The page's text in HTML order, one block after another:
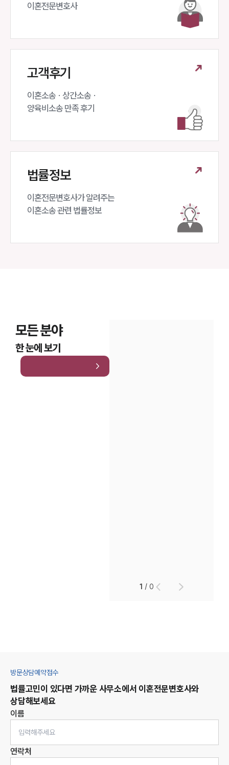
이혼전문변호사
고객후기
이혼소송 · 상간소송 ·
양육비소송 만족 후기
법률정보
이혼전문변호사가 알려주는
이혼소송 관련 법률정보
모든 분야
한 눈에 보기
1 /0
방문상담예약접수
법률고민이 있다면 가까운 사무소에서 이혼전문변호사와
상담해보세요
이름
연락처